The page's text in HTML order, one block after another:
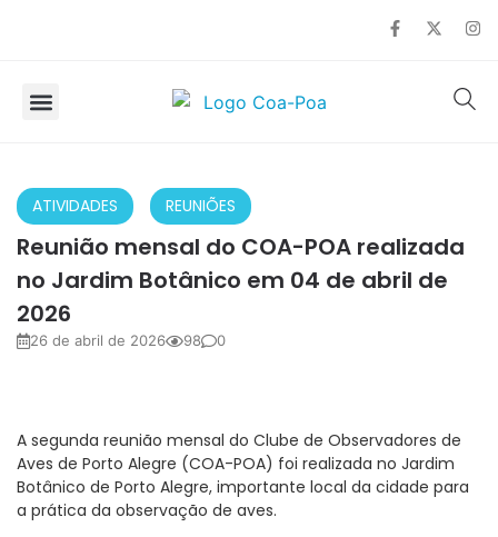
ATIVIDADES REUNIÕES
Reunião mensal do COA-POA realizada
no Jardim Botânico em 04 de abril de
2026
26 de abril de 2026 98 0
A segunda reunião mensal do Clube de Observadores de
Aves de Porto Alegre (COA-POA) foi realizada no Jardim
Botânico de Porto Alegre, importante local da cidade para
a prática da observação de aves.